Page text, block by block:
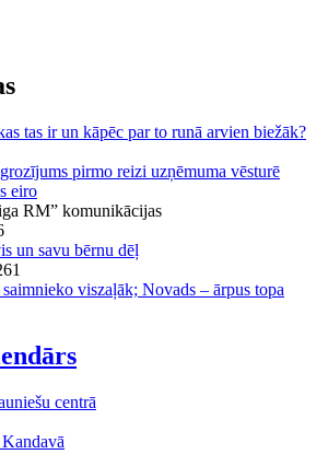
tas ir un kāpēc par to runā arvien biežāk?
pirmo reizi uzņēmuma vēsturē
eiro
RM” komunikācijas
un savu bērnu dēļ
1
viszaļāk; Novads – ārpus topa
centrā